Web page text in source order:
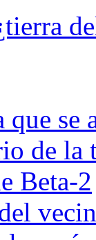
que se
de
Beta-2